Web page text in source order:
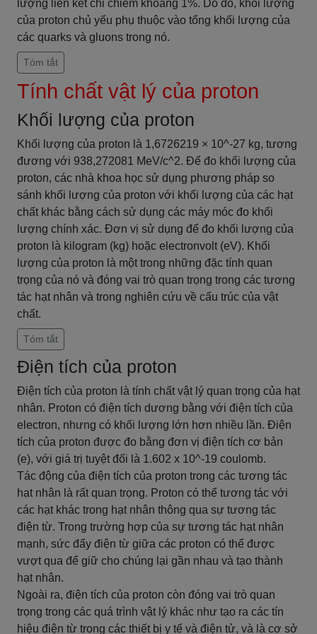
lượng liên kết chỉ chiếm khoảng 1%. Do đó, khối lượng
của proton chủ yếu phụ thuộc vào tổng khối lượng của
các quarks và gluons trong nó.
Tóm tắt
Tính chất vật lý của proton
Khối lượng của proton
Khối lượng của proton là 1,6726219 × 10^-27 kg, tương
đương với 938,272081 MeV/c^2. Để đo khối lượng của
proton, các nhà khoa học sử dụng phương pháp so
sánh khối lượng của proton với khối lượng của các hạt
chất khác bằng cách sử dụng các máy móc đo khối
lượng chính xác. Đơn vị sử dụng để đo khối lượng của
proton là kilogram (kg) hoặc electronvolt (eV). Khối
lượng của proton là một trong những đặc tính quan
trọng của nó và đóng vai trò quan trọng trong các tương
tác hạt nhân và trong nghiên cứu về cấu trúc của vật
chất.
Tóm tắt
Điện tích của proton
Điện tích của proton là tính chất vật lý quan trọng của hạt
nhân. Proton có điện tích dương bằng với điện tích của
electron, nhưng có khối lượng lớn hơn nhiều lần. Điện
tích của proton được đo bằng đơn vị điện tích cơ bản
(e), với giá trị tuyệt đối là 1.602 x 10^-19 coulomb.
Tác động của điện tích của proton trong các tương tác
hạt nhân là rất quan trọng. Proton có thể tương tác với
các hạt khác trong hạt nhân thông qua sự tương tác
điện từ. Trong trường hợp của sự tương tác hạt nhân
mạnh, sức đẩy điện từ giữa các proton có thể được
vượt qua để giữ cho chúng lại gần nhau và tạo thành
hạt nhân.
Ngoài ra, điện tích của proton còn đóng vai trò quan
trọng trong các quá trình vật lý khác như tạo ra các tín
hiệu điện từ trong các thiết bị y tế và điện tử, và là cơ sở